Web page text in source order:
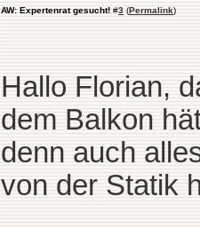
AW: Expertenrat gesucht! #3 (Permalink)
Hallo Florian,
dem Balkon
denn auch
von der Statik